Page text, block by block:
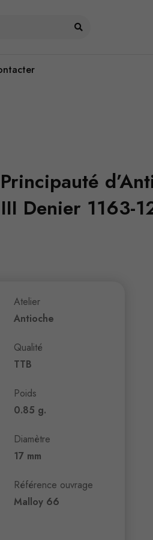
Denier 1163-
Atelier
Antioche
Qualité
TTB
Poids
0.85 g.
Diamètre
17 mm
Référence ouvrage
Malloy 66